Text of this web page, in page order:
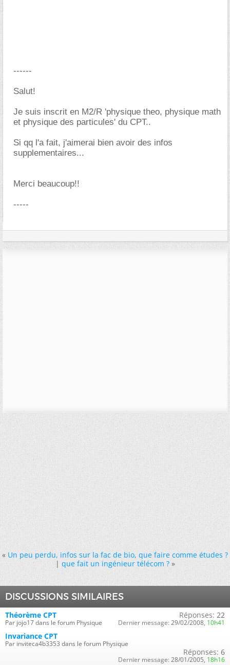
------
Salut!
Je suis inscrit en M2/R 'physique theo, physique math
et physique des particules' du CPT..
Si qq l'a fait, j'aimerai bien avoir des infos
supplementaires...
Merci beaucoup!!
-----
« Un peu perdu, infos sur la fac de bio, que faire comme études ?
|que fait un ingénieur télécom ? »
DISCUSSIONS SIMILAIRES
Théorème CPT
Par jojo17 dans le forum Physique
Réponses: 22
Dernier message: 29/02/2008, 10h41
Invariance CPT
Par inviteca4b3353 dans le forum Physique
Réponses: 6
Dernier message: 28/01/2005, 18h16